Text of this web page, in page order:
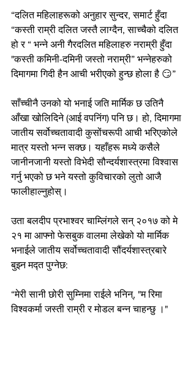
“दलित महिलाहरूको अनुहार सुन्दर, समार्ट हुँदा
“कस्ती राम्री दलित जस्तै लाग्दैन, साच्चैको दलित
हो र “ भन्ने अनी गैरदलित महिलाहरु नराम्री हुँदा
"कस्ती कमिनी-दमिनी जस्तो नराम्री” भन्नेहरुको
दिमागमा गिदी हैन आची भरीएको हुन्छ होला है 😏”
साँच्चीनै उनको यो भनाई जति मार्मिक छ उतिनै
आँखा खोलिदिने (आई वपनिंग) पनि छ। हो, दिमागमा
जातीय सर्वोच्चतावादी कुसोंचरूपी आची भरिएकोले
मात्र यस्तो भन्न सक्छ। यहाँहरू मध्ये कसैले
जानीनजानी यस्तो विभेदी सौन्दर्यशास्त्रमा विश्वास
गर्नु भएको छ भने यस्तो कुविचारको लुतो आजै
फालीहाल्नुहोस्।
उता बलदीप प्रभाश्वर चाम्लिंगले सन् २०१७ को मे
२१ मा आफ्नो फेसबुक वालमा लेखेको यो मार्मिक
भनाईले जातीय सर्वोच्चतावादी सौंदर्यशास्त्रबारे
बुझ्न मद्त पुग्नेछ:
“मेरी सानी छोरी सुम्निमा राईले भनिन्, "म रिमा
विश्वकर्मा जस्ती राम्री र मोडल बन्न चाहन्छु ।"